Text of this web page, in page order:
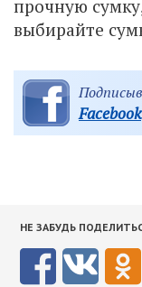
прочную
выбирайте
Facebook
НЕ ЗАБУДЬ